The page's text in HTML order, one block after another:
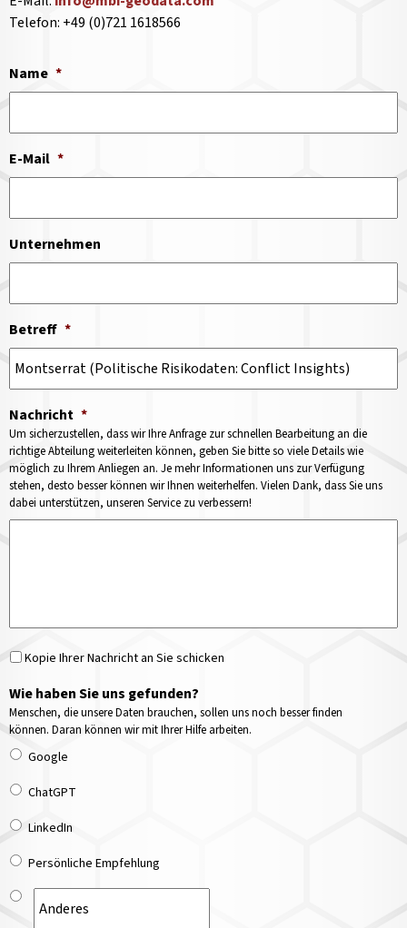
Telefon: +49 (0)721 1618566
Name *
E-Mail *
Unternehmen
Betreff *
Nachricht *
Um sicherzustellen, dass wir Ihre Anfrage zur schnellen Bearbeitung an die
richtige Abteilung weiterleiten können, geben Sie bitte so viele Details wie
möglich zu Ihrem Anliegen an. Je mehr Informationen uns zur Verfügung
stehen, desto besser können wir Ihnen weiterhelfen. Vielen Dank, dass Sie uns
dabei unterstützen, unseren Service zu verbessern!
Kopie Ihrer Nachricht an Sie schicken
Wie haben Sie uns gefunden?
Menschen, die unsere Daten brauchen, sollen uns noch besser finden
können. Daran können wir mit Ihrer Hilfe arbeiten.
Google
ChatGPT
LinkedIn
Persönliche Empfehlung